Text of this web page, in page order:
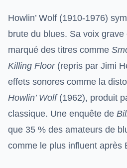
Howlin’ Wolf (1910-1976)
brute du blues. Sa voix
marqué des titres comme
Killing Floor(repris par Jimi
effets sonores comme la
Howlin’ Wolf(1962), produit
classique. Une enquête de
que 35 % des amateurs de
comme le plus influent après